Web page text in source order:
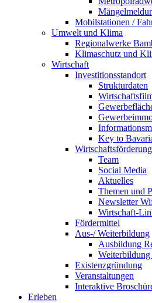
Mobilstationen /
Umwelt und Klima
Regionalwerke
Klimaschutz und
Wirtschaft
Investitionsstandort
Strukturdaten
Key to
Wirtschaftsförderung
Team
Social Media
Aktuelles
Themen und
Newsletter
Wirtschaft-
Fördermittel
Aus-/ Weiterbildung
Ausbildung
Existenzgründung
Veranstaltungen
Interaktive
Erleben